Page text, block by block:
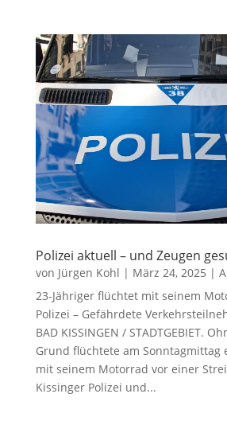
Polizei aktuell – und Zeugen
von Jürgen Kohl | März 24, 2025 |
23-Jähriger flüchtet mit seinem
Polizei – Gefährdete
BAD KISSINGEN / STADTGEBIET.
Grund flüchtete am Sonntagmittag
mit seinem Motorrad vor einer
Kissinger Polizei und...